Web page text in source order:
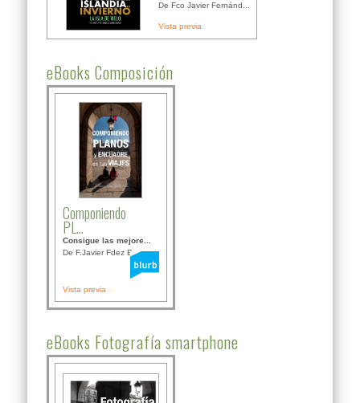
De Fco Javier Fernánd...
Vista previa
eBooks Composición
Componiendo
PL...
Consigue las mejore...
De F.Javier Fdez Bor...
Vista previa
eBooks Fotografía smartphone